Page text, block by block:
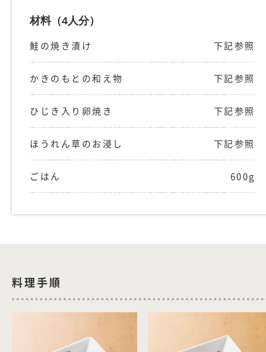
材料（4人分）
鮭の焼き漬け 下記参照
かきのもとの和え物 下記参照
ひじき入り卵焼き 下記参照
ほうれん草のお浸し 下記参照
ごはん 600g
料理手順